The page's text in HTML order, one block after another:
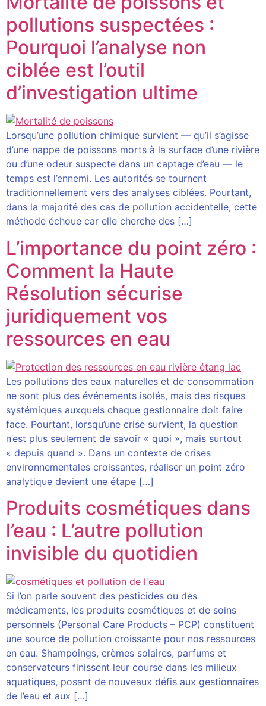
pollutions suspectées :
Pourquoi l’analyse non
ciblée est l’outil
d’investigation ultime
Lorsqu’une pollution chimique survient — qu’il s’agisse
d’une nappe de poissons morts à la surface d’une rivière
ou d’une odeur suspecte dans un captage d’eau — le
temps est l’ennemi. Les autorités se tournent
traditionnellement vers des analyses ciblées. Pourtant,
dans la majorité des cas de pollution accidentelle, cette
méthode échoue car elle cherche des […]
L’importance du point zéro :
Comment la Haute
Résolution sécurise
juridiquement vos
ressources en eau
Les pollutions des eaux naturelles et de consommation
ne sont plus des événements isolés, mais des risques
systémiques auxquels chaque gestionnaire doit faire
face. Pourtant, lorsqu’une crise survient, la question
n’est plus seulement de savoir « quoi », mais surtout
« depuis quand ». Dans un contexte de crises
environnementales croissantes, réaliser un point zéro
analytique devient une étape […]
Produits cosmétiques dans
l’eau : L’autre pollution
invisible du quotidien
Si l’on parle souvent des pesticides ou des
médicaments, les produits cosmétiques et de soins
personnels (Personal Care Products – PCP) constituent
une source de pollution croissante pour nos ressources
en eau. Shampoings, crèmes solaires, parfums et
conservateurs finissent leur course dans les milieux
aquatiques, posant de nouveaux défis aux gestionnaires
de l’eau et aux […]